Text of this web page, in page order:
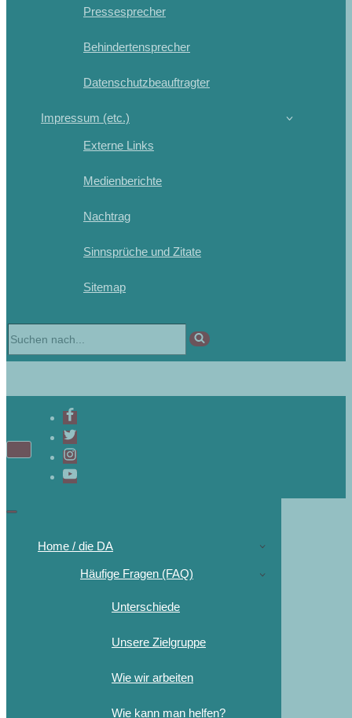
Pressesprecher
Behindertensprecher
Datenschutzbeauftragter
Impressum (etc.)
Externe Links
Medienberichte
Nachtrag
Sinnsprüche und Zitate
Sitemap
Home / die DA
Häufige Fragen (FAQ)
Unterschiede
Unsere Zielgruppe
Wie wir arbeiten
Wie kann man helfen?